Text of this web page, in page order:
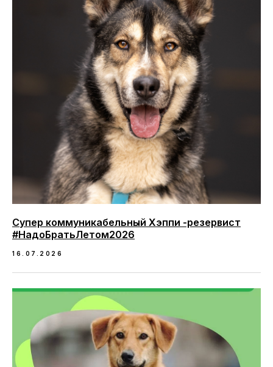
Супер коммуникабельный Хэппи -резервист
#НадоБратьЛетом2026
16.07.2026